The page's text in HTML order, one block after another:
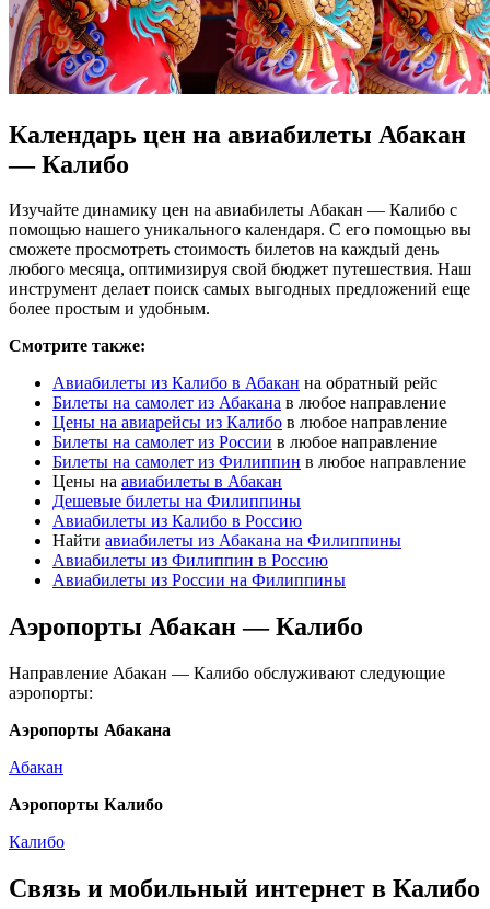
Календарь цен на авиабилеты Абакан
— Калибо
Изучайте динамику цен на авиабилеты Абакан — Калибо с
помощью нашего уникального календаря. С его помощью вы
сможете просмотреть стоимость билетов на каждый день
любого месяца, оптимизируя свой бюджет путешествия. Наш
инструмент делает поиск самых выгодных предложений еще
более простым и удобным.
Смотрите также:
Авиабилеты из Калибо в Абакан на обратный рейс
Билеты на самолет из Абакана в любое направление
Цены на авиарейсы из Калибо в любое направление
Билеты на самолет из России в любое направление
Билеты на самолет из Филиппин в любое направление
Цены на авиабилеты в Абакан
Дешевые билеты на Филиппины
Авиабилеты из Калибо в Россию
Найти авиабилеты из Абакана на Филиппины
Авиабилеты из Филиппин в Россию
Авиабилеты из России на Филиппины
Аэропорты Абакан — Калибо
Направление Абакан — Калибо обслуживают следующие
аэропорты:
Аэропорты Абакана
Абакан
Аэропорты Калибо
Калибо
Связь и мобильный интернет в Калибо